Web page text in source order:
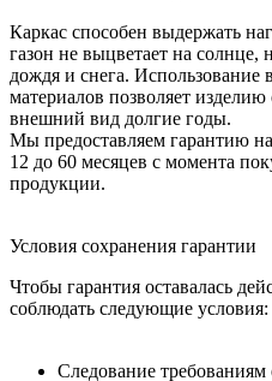
Каркас способен выдержать
газон не выцветает на солнце,
дождя и снега. Использование
материалов позволяет
внешний вид долгие годы.
Мы предоставляем гарантию
12 до 60 месяцев с момента
продукции.
Условия сохранения гарантии
Чтобы гарантия оставалась
соблюдать следующие условия:
Следование требованиям